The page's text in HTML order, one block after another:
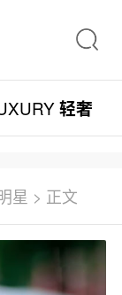
轻奢
星 > 正文